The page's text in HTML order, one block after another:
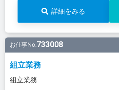
詳細をみる
お仕事No.733008
組立業務
組立業務